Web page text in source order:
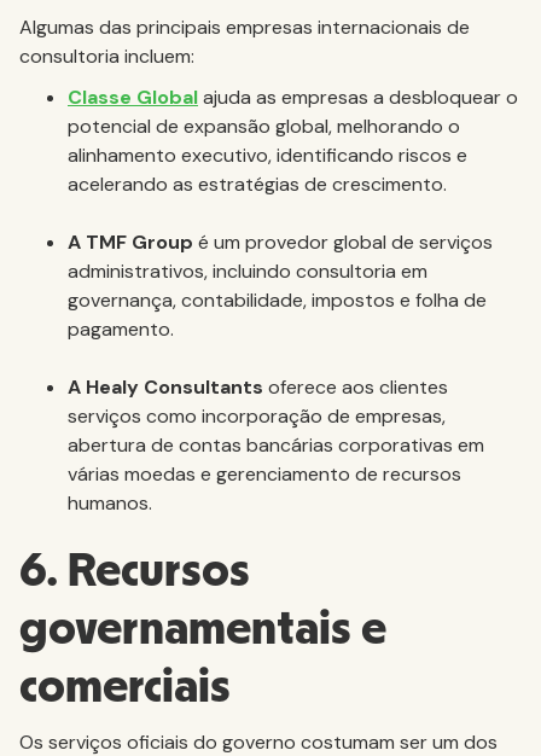
Algumas das principais empresas internacionais de
consultoria incluem:
Classe Globalajuda as empresas a desbloquear o
potencial de expansão global, melhorando o
alinhamento executivo, identificando riscos e
acelerando as estratégias de crescimento.
A TMF Group é um provedor global de serviços
administrativos, incluindo consultoria em
governança, contabilidade, impostos e folha de
pagamento.
A Healy Consultants oferece aos clientes
serviços como incorporação de empresas,
abertura de contas bancárias corporativas em
várias moedas e gerenciamento de recursos
humanos.
6. Recursos
governamentais e
comerciais
Os serviços oficiais do governo costumam ser um dos